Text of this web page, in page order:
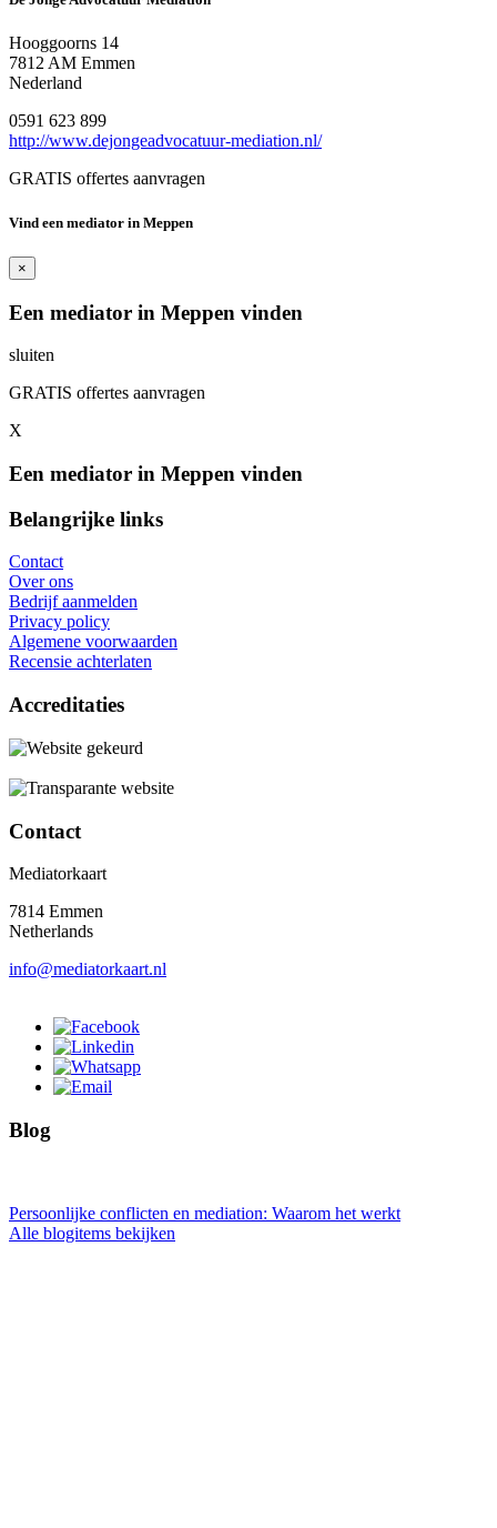
Hooggoorns 14
7812 AM Emmen
Nederland
0591 623 899
http://www.dejongeadvocatuur-mediation.nl/
GRATIS offertes aanvragen
Vind een mediator in Meppen
×
Een mediator in Meppen vinden
sluiten
GRATIS offertes aanvragen
X
Een mediator in Meppen vinden
Belangrijke links
Contact
Over ons
Bedrijf aanmelden
Privacy policy
Algemene voorwaarden
Recensie achterlaten
Accreditaties
Contact
Mediatorkaart
7814 Emmen
Netherlands
info@mediatorkaart.nl
Blog
Persoonlijke conflicten en mediation: Waarom het werkt
Alle blogitems bekijken